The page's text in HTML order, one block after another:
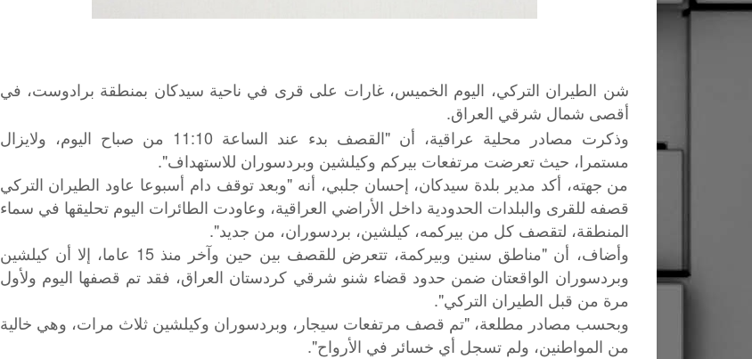
شن الطيران التركي، اليوم الخميس، غارات على قرى في ناحية سيدكان بمنطقة برادوست، في
أقصى شمال شرقي العراق.
وذكرت مصادر محلية عراقية، أن "القصف بدء عند الساعة 11:10 من صباح اليوم، ولايزال
مستمرا، حيث تعرضت مرتفعات بيركم وكيلشين وبردسوران للاستهداف".
من جهته، أكد مدير بلدة سيدكان، إحسان جلبي، أنه "وبعد توقف دام أسبوعا عاود الطيران التركي
قصفه للقرى والبلدات الحدودية داخل الأراضي العراقية، وعاودت الطائرات اليوم تحليقها في سماء
المنطقة، لتقصف كل من بيركمه، كيلشين، بردسوران، من جديد".
وأضاف، أن "مناطق سنين وبيركمة، تتعرض للقصف بين حين وآخر منذ 15 عاما، إلا أن كيلشين
وبردسوران الواقعتان ضمن حدود قضاء شنو شرقي كردستان العراق، فقد تم قصفها اليوم ولأول
مرة من قبل الطيران التركي".
وبحسب مصادر مطلعة، "تم قصف مرتفعات سيجار، وبردسوران وكيلشين ثلاث مرات، وهي خالية
من المواطنين، ولم تسجل أي خسائر في الأرواح".